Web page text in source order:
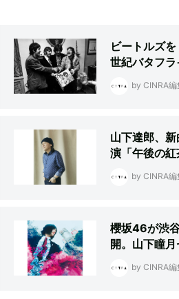
ビートルズ
世紀バタフラ
by CINRA編
山下達郎、
演「午後の
by CINRA編
櫻坂46が渋
開。山下瞳
by CINRA編